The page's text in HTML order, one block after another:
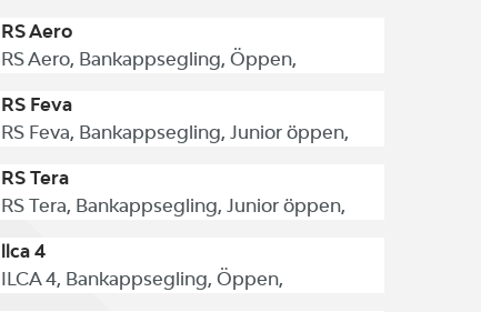
RS Aero
RS Aero, Bankappsegling, Öppen,
RS Feva
RS Feva, Bankappsegling, Junior öppen,
RS Tera
RS Tera, Bankappsegling, Junior öppen,
llca 4
ILCA 4, Bankappsegling, Öppen,